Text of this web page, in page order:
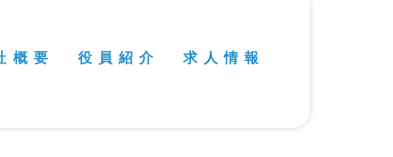
概 要 役 員 紹 介 求 人 情 報